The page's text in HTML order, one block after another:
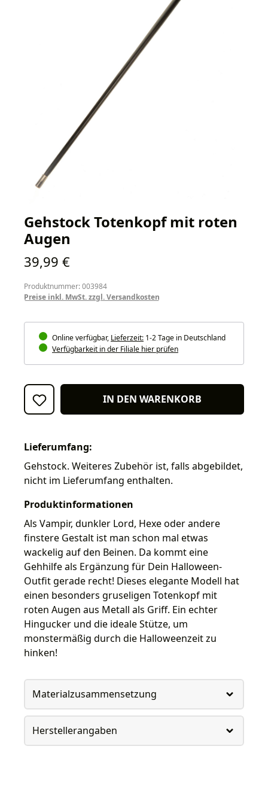
Gehstock Totenkopf mit roten
Augen
Regulärer Preis:
39,99 €
Produktnummer: 003984
Preise inkl. MwSt. zzgl. Versandkosten
Online verfügbar, Lieferzeit: 1-2 Tage in Deutschland
Verfügbarkeit in der Filiale hier prüfen
IN DEN WARENKORB
Lieferumfang:
Gehstock. Weiteres Zubehör ist, falls abgebildet,
nicht im Lieferumfang enthalten.
Produktinformationen
Als Vampir, dunkler Lord, Hexe oder andere
finstere Gestalt ist man schon mal etwas
wackelig auf den Beinen. Da kommt eine
Gehhilfe als Ergänzung für Dein Halloween-
Outfit gerade recht! Dieses elegante Modell hat
einen besonders gruseligen Totenkopf mit
roten Augen aus Metall als Griff. Ein echter
Hingucker und die ideale Stütze, um
monstermäßig durch die Halloweenzeit zu
hinken!
Materialzusammensetzung
Herstellerangaben